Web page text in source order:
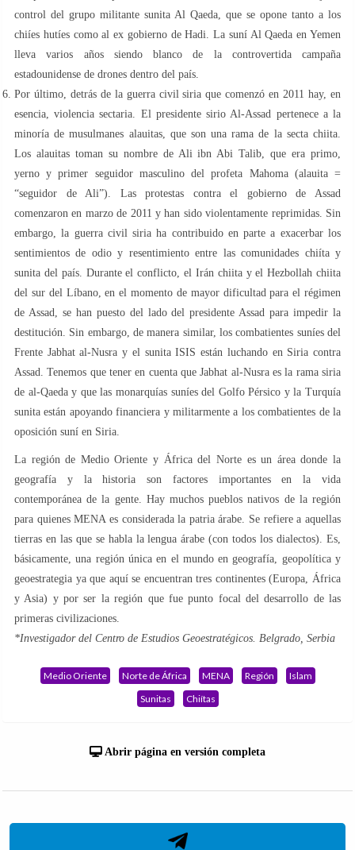
control del grupo militante sunita Al Qaeda, que se opone tanto a los
chiíes hutíes como al ex gobierno de Hadi. La suní Al Qaeda en Yemen
lleva varios años siendo blanco de la controvertida campaña
estadounidense de drones dentro del país.
Por último, detrás de la guerra civil siria que comenzó en 2011 hay, en
esencia, violencia sectaria. El presidente sirio Al-Assad pertenece a la
minoría de musulmanes alauitas, que son una rama de la secta chiita.
Los alauitas toman su nombre de Ali ibn Abi Talib, que era primo,
yerno y primer seguidor masculino del profeta Mahoma (alauita =
“seguidor de Ali”). Las protestas contra el gobierno de Assad
comenzaron en marzo de 2011 y han sido violentamente reprimidas. Sin
embargo, la guerra civil siria ha contribuido en parte a exacerbar los
sentimientos de odio y resentimiento entre las comunidades chiíta y
sunita del país. Durante el conflicto, el Irán chiita y el Hezbollah chiita
del sur del Líbano, en el momento de mayor dificultad para el régimen
de Assad, se han puesto del lado del presidente Assad para impedir la
destitución. Sin embargo, de manera similar, los combatientes suníes del
Frente Jabhat al-Nusra y el sunita ISIS están luchando en Siria contra
Assad. Tenemos que tener en cuenta que Jabhat al-Nusra es la rama siria
de al-Qaeda y que las monarquías suníes del Golfo Pérsico y la Turquía
sunita están apoyando financiera y militarmente a los combatientes de la
oposición suní en Siria.
La región de Medio Oriente y África del Norte es un área donde la
geografía y la historia son factores importantes en la vida
contemporánea de la gente. Hay muchos pueblos nativos de la región
para quienes MENA es considerada la patria árabe. Se refiere a aquellas
tierras en las que se habla la lengua árabe (con todos los dialectos). Es,
básicamente, una región única en el mundo en geografía, geopolítica y
geoestrategia ya que aquí se encuentran tres continentes (Europa, África
y Asia) y por ser la región que fue punto focal del desarrollo de las
primeras civilizaciones.
*Investigador del Centro de Estudios Geoestratégicos. Belgrado, Serbia
Medio Oriente Norte de África MENA Región
Islam
Sunitas
Chiítas
Abrir página en versión completa